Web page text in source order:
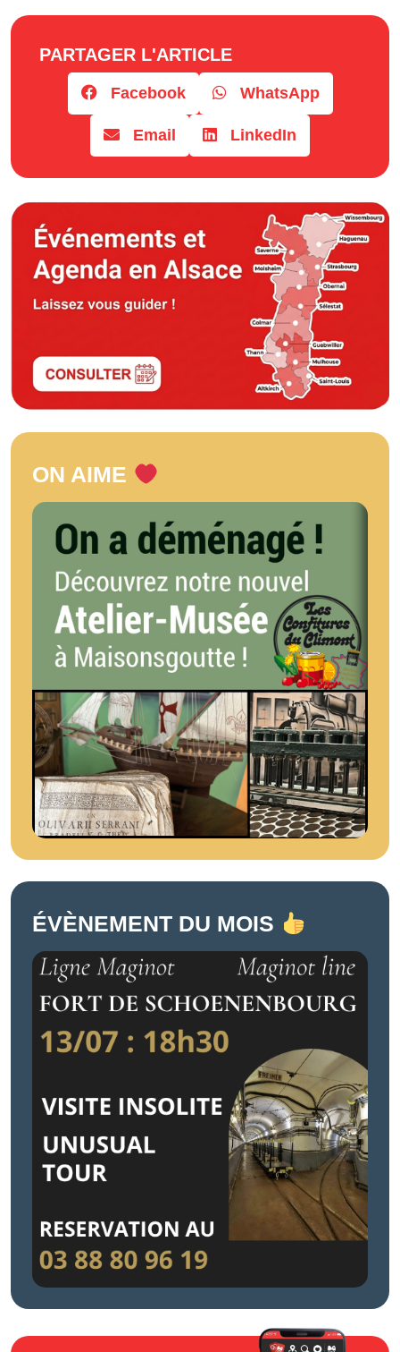
PARTAGER L'ARTICLE
Facebook WhatsApp
Email LinkedIn
ON AIME
ÉVÈNEMENT DU MOIS